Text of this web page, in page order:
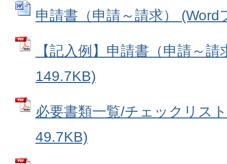
申請書（申請～請求）
【記入例】申請書（申請～
149.7KB)
必要書類一覧/チェックリス
49.7KB)